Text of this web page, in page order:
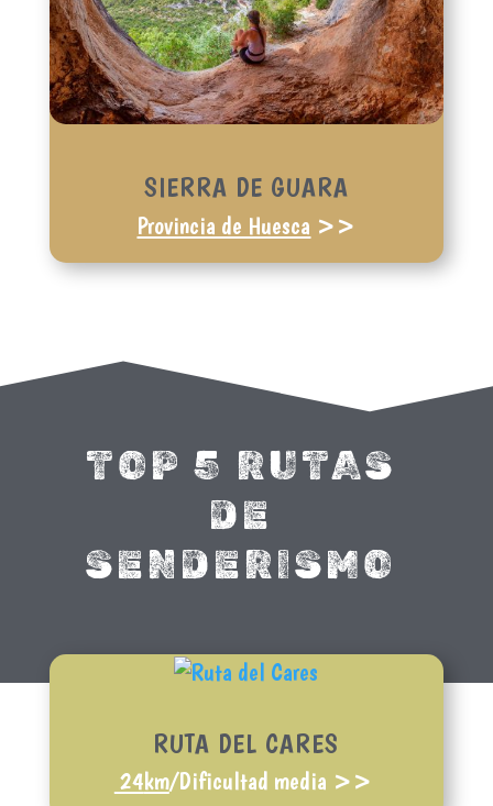
SIERRA DE GUARA
Provincia de Huesca >>
TOP 5 RUTAS
DE
SENDERISMO
RUTA DEL CARES
24km/Dificultad media >>